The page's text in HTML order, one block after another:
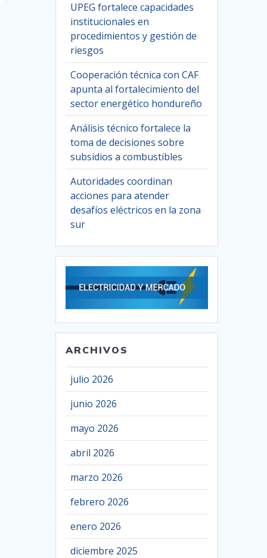
UPEG fortalece capacidades
institucionales en
procedimientos y gestión de
riesgos
Cooperación técnica con CAF
apunta al fortalecimiento del
sector energético hondureño
Análisis técnico fortalece la
toma de decisiones sobre
subsidios a combustibles
Autoridades coordinan
acciones para atender
desafíos eléctricos en la zona
sur
ARCHIVOS
julio 2026
junio 2026
mayo 2026
abril 2026
marzo 2026
febrero 2026
enero 2026
diciembre 2025